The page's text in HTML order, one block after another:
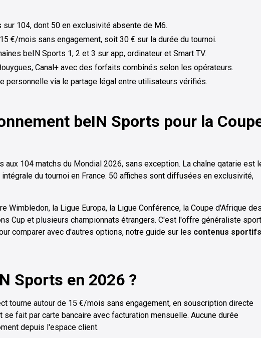
104, dont 50 en exclusivité absente de M6.
€/mois sans engagement, soit 30 € sur la durée du tournoi.
beIN Sports 1, 2 et 3 sur app, ordinateur et Smart TV.
Canal+ avec des forfaits combinés selon les opérateurs.
personnelle via le partage légal entre utilisateurs vérifiés.
beIN Sports pour la
aux 104 matchs du Mondial 2026, sans exception. La chaîne qatarie est
du tournoi en France. 50 affiches sont diffusées en exclusivité,
Wimbledon, la Ligue Europa, la Ligue Conférence, la Coupe d'Afrique
Cup et plusieurs championnats étrangers. C'est l'offre généraliste sport
comparer avec d'autres options, notre guide sur les contenus sportifs
Sports en 2026 ?
tourne autour de 15 €/mois sans engagement, en souscription directe
fait par carte bancaire avec facturation mensuelle. Aucune durée
depuis l'espace client.